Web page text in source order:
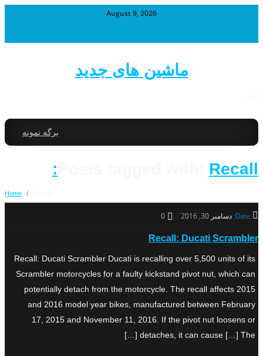
August 9, 2026
ماشین های جدید
برگه نمونه
Recall:
Home /
Date: دسامبر 30, 2016 0
Recall: Ducati Scrambler
Recall: Ducati Scrambler Ducati is recalling over 5,500 units of its
Scrambler motorcycles for a faulty kickstand pivot nut, which can
potentially detach from the motorcycle. The recall affects 2015
and 2016 model year bikes, manufactured between February
17, 2015 and November 11, 2016. If the pivot nut loosens or
detaches, it can cause […] The […]